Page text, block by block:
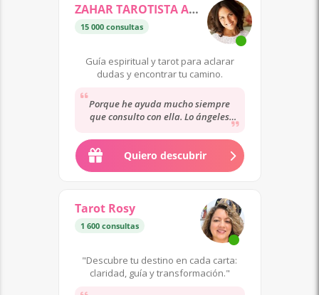
ZAHAR TAROTISTA ANGEOLOGA
15 000 consultas
Guía espiritual y tarot para aclarar
dudas y encontrar tu camino.
Porque he ayuda mucho siempre
que consulto con ella. Lo ángeles
Quiero descubrir
Tarot Rosy
1 600 consultas
"Descubre tu destino en cada carta:
claridad, guía y transformación."